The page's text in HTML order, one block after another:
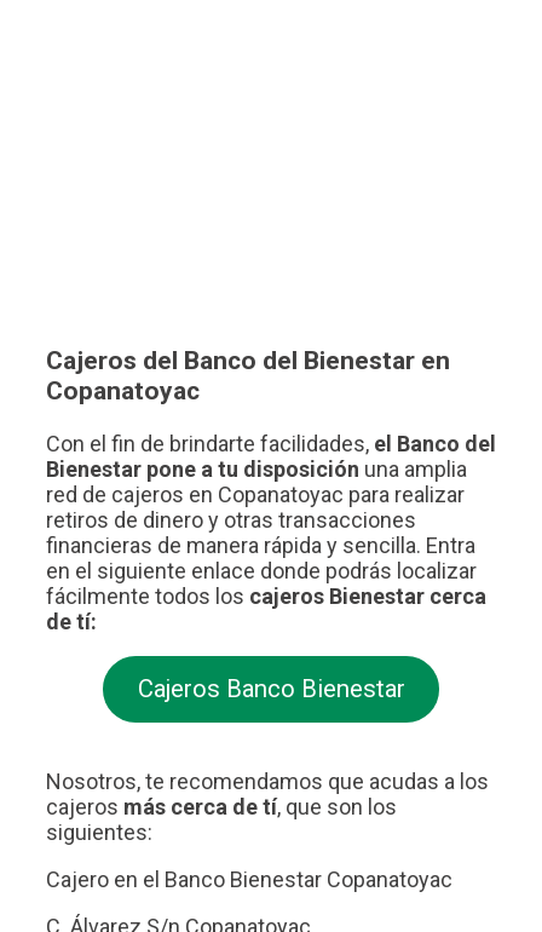
Cajeros del Banco del Bienestar en
Copanatoyac
Con el fin de brindarte facilidades, el Banco del
Bienestar pone a tu disposición una amplia
red de cajeros en Copanatoyac para realizar
retiros de dinero y otras transacciones
financieras de manera rápida y sencilla. Entra
en el siguiente enlace donde podrás localizar
fácilmente todos los cajeros Bienestar cerca
de tí:
Cajeros Banco Bienestar
Nosotros, te recomendamos que acudas a los
cajeros más cerca de tí, que son los
siguientes:
Cajero en el Banco Bienestar Copanatoyac
C. Álvarez S/n Copanatoyac